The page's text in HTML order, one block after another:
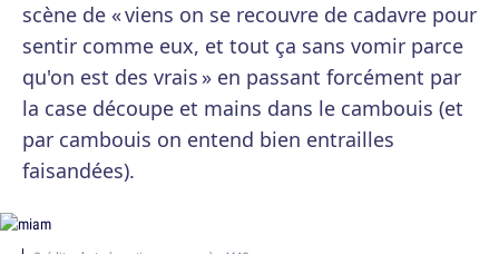
scène de « viens on se recouvre de cadavre pour
sentir comme eux, et tout ça sans vomir parce
qu'on est des vrais » en passant forcément par
la case découpe et mains dans le cambouis (et
par cambouis on entend bien entrailles
faisandées).